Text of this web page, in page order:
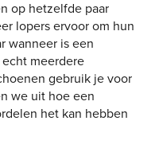
op hetzelfde paar
lopers ervoor om hun
wanneer is een
meerdere
gebruik je voor
we uit hoe een
het kan hebben